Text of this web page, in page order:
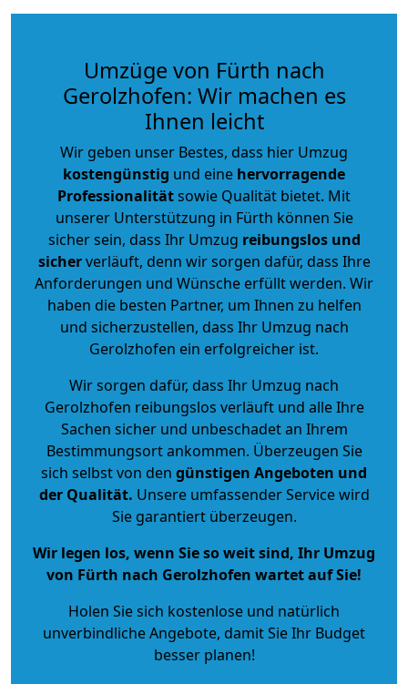
Umzüge von Fürth nach
Gerolzhofen: Wir machen es
Ihnen leicht
Wir geben unser Bestes, dass hier Umzug
kostengünstig und eine hervorragende
Professionalitätsowie Qualität bietet. Mit
unserer Unterstützung in Fürth können Sie
sicher sein, dass Ihr Umzug reibungslos und
sicherverläuft, denn wir sorgen dafür, dass Ihre
Anforderungen und Wünsche erfüllt werden. Wir
haben die besten Partner, um Ihnen zu helfen
und sicherzustellen, dass Ihr Umzug nach
Gerolzhofen ein erfolgreicher ist.
Wir sorgen dafür, dass Ihr Umzug nach
Gerolzhofen reibungslos verläuft und alle Ihre
Sachen sicher und unbeschadet an Ihrem
Bestimmungsort ankommen. Überzeugen Sie
sich selbst von den günstigen Angeboten und
der Qualität. Unsere umfassender Service wird
Sie garantiert überzeugen.
Wir legen los, wenn Sie so weit sind, Ihr Umzug
von Fürth nach Gerolzhofen wartet auf Sie!
Holen Sie sich kostenlose und natürlich
unverbindliche Angebote, damit Sie Ihr Budget
besser planen!